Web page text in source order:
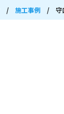
/ 施工事例 /